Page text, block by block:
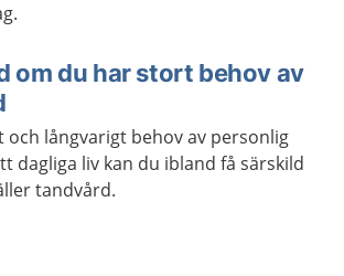
om du har stort behov av
långvarigt behov av personlig
dagliga liv kan du ibland få särskild
tandvård.